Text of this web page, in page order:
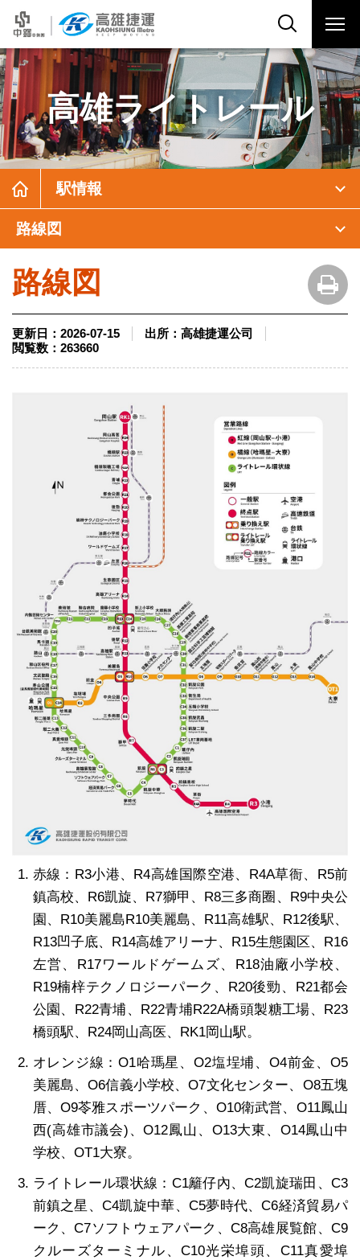
高雄ライトレール
駅情報
路線図
路線図
更新日： 2026-07-15 出所： 高雄捷運公司
閲覧数： 263660
赤線：R3小港、R4高雄国際空港、R4A草衙、R5前
鎮高校、R6凱旋、R7獅甲、R8三多商圈、R9中央公
園、R10美麗島R10美麗島、R11高雄駅、R12後駅、
R13凹子底、R14高雄アリーナ、R15生態園区、R16
左営、R17ワールドゲームズ、R18油廠小学校、
R19楠梓テクノロジーパーク、R20後勁、R21都会
公園、R22青埔、R22青埔R22A橋頭製糖工場、R23
橋頭駅、R24岡山高医、RK1岡山駅。
オレンジ線：O1哈瑪星、O2塩埕埔、O4前金、O5
美麗島、O6信義小学校、O7文化センター、O8五塊
厝、O9苓雅スポーツパーク、O10衛武営、O11鳳山
西(高雄市議会)、O12鳳山、O13大東、O14鳳山中
学校、OT1大寮。
ライトレール環状線：C1籬仔內、C2凱旋瑞田、C3
前鎮之星、C4凱旋中華、C5夢時代、C6経済貿易パ
ーク、C7ソフトウェアパーク、C8高雄展覧館、C9
クルーズターミナル、C10光栄埠頭、C11真愛埠